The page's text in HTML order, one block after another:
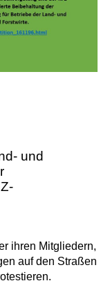
und
ihren Mitgliedern,
auf den Straßen